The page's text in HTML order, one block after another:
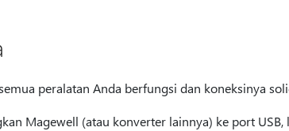
peralatan Anda berfungsi dan koneksinya
Magewell (atau konverter lainnya) ke port